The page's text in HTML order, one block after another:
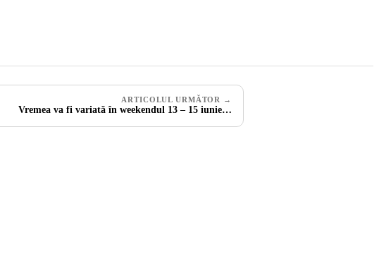
ARTICOLUL URMĂTOR →
Vremea va fi variată în weekendul 13 – 15 iunie…